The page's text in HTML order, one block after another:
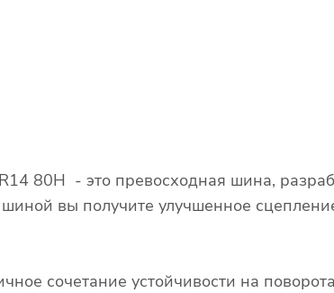
80H - это превосходная шина,
вы получите улучшенное
сочетание устойчивости на